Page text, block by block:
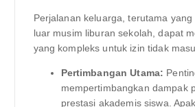
Perjalanan keluarga, terutama
luar musim liburan sekolah, dapat
yang kompleks untuk izin tidak
Pertimbangan Utama:
mempertimbangkan dampak
prestasi akademis siswa.